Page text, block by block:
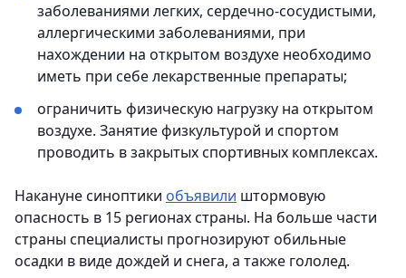
заболеваниями легких, сердечно-сосудистыми,
аллергическими заболеваниями, при
нахождении на открытом воздухе необходимо
иметь при себе лекарственные препараты;
ограничить физическую нагрузку на открытом
воздухе. Занятие физкультурой и спортом
проводить в закрытых спортивных комплексах.
Накануне синоптики объявили штормовую
опасность в 15 регионах страны. На больше части
страны специалисты прогнозируют обильные
осадки в виде дождей и снега, а также гололед.